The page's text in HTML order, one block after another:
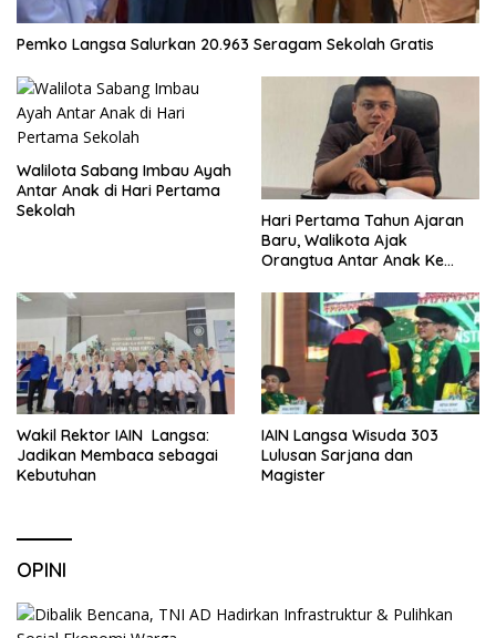
Pemko Langsa Salurkan 20.963 Seragam Sekolah Gratis
Walilota Sabang Imbau Ayah
Antar Anak di Hari Pertama
Sekolah
Hari Pertama Tahun Ajaran
Baru, Walikota Ajak
Orangtua Antar Anak Ke
Wakil Rektor IAIN Langsa:
Jadikan Membaca sebagai
Kebutuhan
IAIN Langsa Wisuda 303
Lulusan Sarjana dan
Magister
OPINI